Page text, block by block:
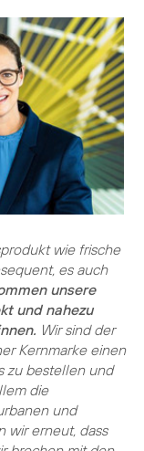
wie frische
es auch
unsere
und nahezu
Wir sind der
Kernmarke einen
zu bestellen und
die
und
wir erneut, dass